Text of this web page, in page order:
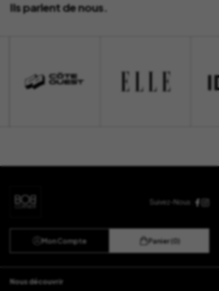
Ils parlent de nous.
Suivez-Nous :
Mon Compte Panier (0)
Nous découvrir